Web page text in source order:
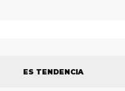
ES TENDENCIA